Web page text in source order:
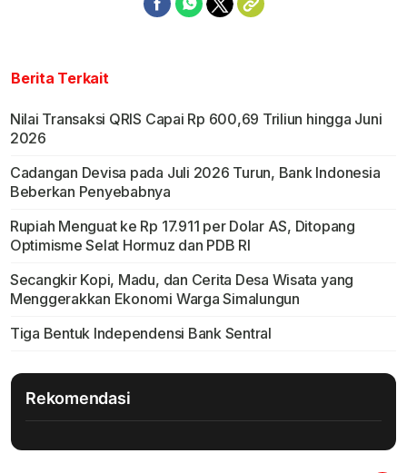
Berita Terkait
Nilai Transaksi QRIS Capai Rp 600,69 Triliun hingga Juni
2026
Cadangan Devisa pada Juli 2026 Turun, Bank Indonesia
Beberkan Penyebabnya
Rupiah Menguat ke Rp 17.911 per Dolar AS, Ditopang
Optimisme Selat Hormuz dan PDB RI
Secangkir Kopi, Madu, dan Cerita Desa Wisata yang
Menggerakkan Ekonomi Warga Simalungun
Tiga Bentuk Independensi Bank Sentral
Rekomendasi